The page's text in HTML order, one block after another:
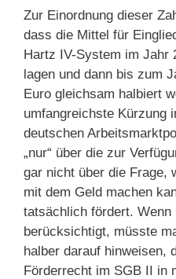
Zur Einordnung dieser
dass die Mittel für
Hartz IV-System im Jahr
lagen und dann bis zum
Euro gleichsam halbiert
umfangreichste Kürzung
deutschen
„nur“ über die zur
gar nicht über die Frage,
mit dem Geld machen
tatsächlich fördert. Wenn
berücksichtigt, müsste
halber darauf hinweisen,
Förderrecht im SGB II in